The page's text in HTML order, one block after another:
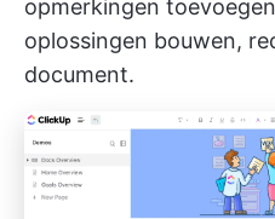
opmerkingen
oplossingen bouwen,
document.